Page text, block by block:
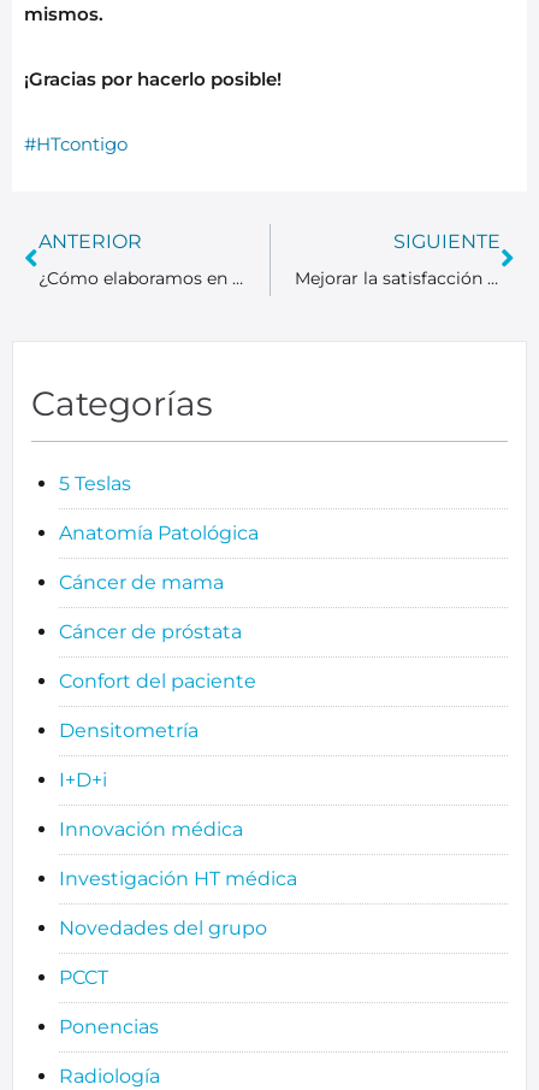
mismos.
¡Gracias por hacerlo posible!
#HTcontigo
ANTERIOR
¿Cómo elaboramos en HT Médica un diagnóstico precoz contra el cáncer gracias Correlación Radio Patológica?
SIGUIENTE
Mejorar la satisfacción del paciente: Nuestro proyecto de mejora continua
Categorías
5 Teslas
Anatomía Patológica
Cáncer de mama
Cáncer de próstata
Confort del paciente
Densitometría
I+D+i
Innovación médica
Investigación HT médica
Novedades del grupo
PCCT
Ponencias
Radiología